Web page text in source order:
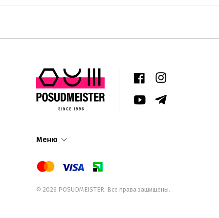
Меню
© 2026 POSUDMEISTER. Все права защищены.